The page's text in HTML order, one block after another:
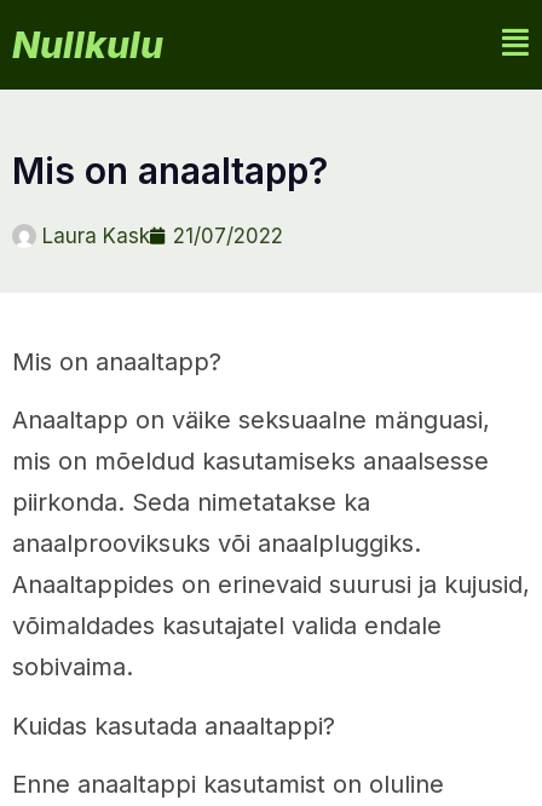
Nullkulu
mis on anaaltapp?
Laura Kask 21/07/2022
Mis on anaaltapp?
Anaaltapp on väike seksuaalne mänguasi,
mis on mõeldud kasutamiseks anaalsesse
piirkonda. Seda nimetatakse ka
anaalprooviksuks või anaalpluggiks.
Anaaltappides on erinevaid suurusi ja kujusid,
võimaldades kasutajatel valida endale
sobivaima.
Kuidas kasutada anaaltappi?
Enne anaaltappi kasutamist on oluline